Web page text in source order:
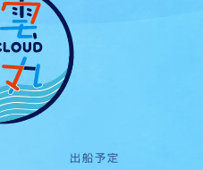
出船予定